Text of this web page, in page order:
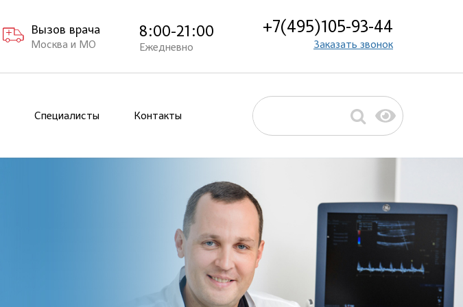
Вызов врача
Москва и МО
8:00-21:00
Ежедневно
+7(495)105-93-44
Заказать звонок
Специалисты Контакты